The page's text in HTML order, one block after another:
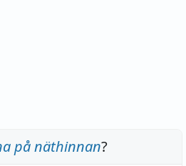
på näthinnan?